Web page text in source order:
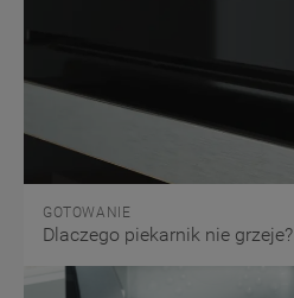
GOTOWANIE
Dlaczego piekarnik nie grzeje?